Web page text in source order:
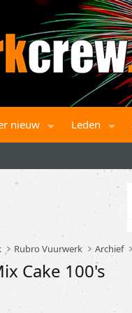
nieuw Leden
Rubro Vuurwerk Archief
Cake 100's